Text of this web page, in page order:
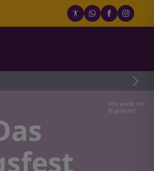
Foto wurde mit
KI generiert